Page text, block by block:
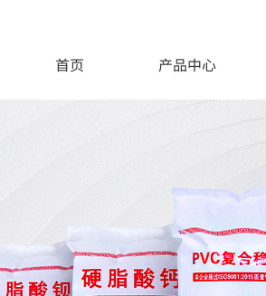
首页 产品中心